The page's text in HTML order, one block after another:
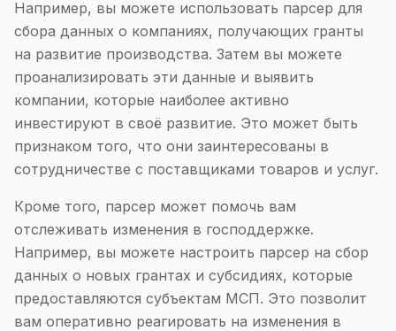
Например, вы можете использовать парсер для
сбора данных о компаниях, получающих гранты
на развитие производства. Затем вы можете
проанализировать эти данные и выявить
компании, которые наиболее активно
инвестируют в своё развитие. Это может быть
признаком того, что они заинтересованы в
сотрудничестве с поставщиками товаров и услуг.
Кроме того, парсер может помочь вам
отслеживать изменения в господдержке.
Например, вы можете настроить парсер на сбор
данных о новых грантах и субсидиях, которые
предоставляются субъектам МСП. Это позволит
вам оперативно реагировать на изменения в